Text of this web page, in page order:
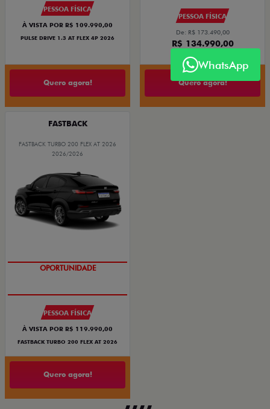
PESSOA FÍSICA
À VISTA POR R$ 109.990,00
PULSE DRIVE 1.3 AT FLEX 4P 2026
Quero agora!
PESSOA FÍSICA
De: R$ 173.490,00
R$ 134.990,00
Quero agora!
FASTBACK
FASTBACK TURBO 200 FLEX AT 2026
2026/2026
OPORTUNIDADE
PESSOA FÍSICA
À VISTA POR R$ 119.990,00
FASTBACK TURBO 200 FLEX AT 2026
Quero agora!
WhatsApp